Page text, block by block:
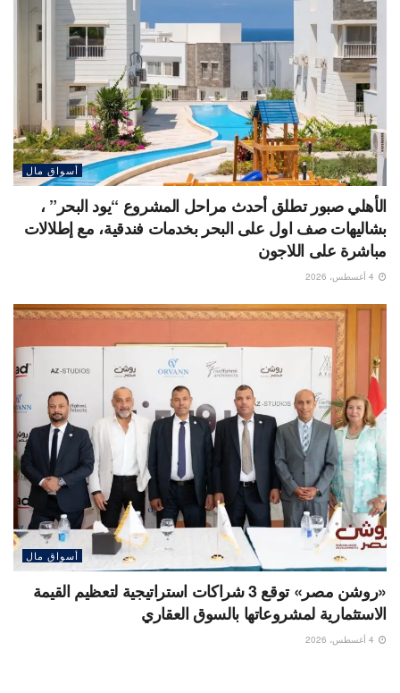
أسواق مال
الأهلي صبور تطلق أحدث مراحل المشروع “يود البحر” ،
بشاليهات صف اول على البحر بخدمات فندقية، مع إطلالات
مباشرة على اللاجون
أسواق مال
«روشن مصر» توقع 3 شراكات استراتيجية لتعظيم القيمة
الاستثمارية لمشروعاتها بالسوق العقاري